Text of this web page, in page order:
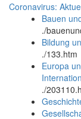
Coronavirus:
Bauen
./
Bildung
./133.htm
Europa
./